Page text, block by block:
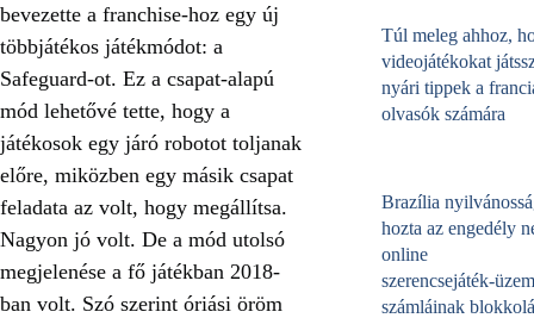
bevezette a franchise-hoz egy új
többjátékos játékmódot: a
Safeguard-ot. Ez a csapat-alapú
mód lehetővé tette, hogy a
játékosok egy járó robotot toljanak
előre, miközben egy másik csapat
feladata az volt, hogy megállítsa.
Nagyon jó volt. De a mód utolsó
megjelenése a fő játékban 2018-
ban volt. Szó szerint óriási öröm
Túl meleg ahhoz,
videojátékokat
nyári tippek a
olvasók számára
Brazília
hozta az engedély
online
számláinak